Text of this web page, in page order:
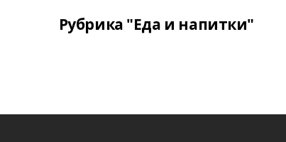
Рубрика "Еда и напитки"